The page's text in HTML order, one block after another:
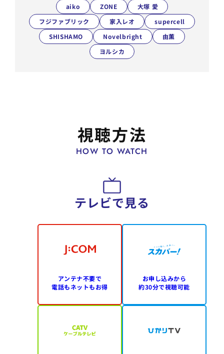
aiko ZONE
大塚 愛
フジファブリック
家入レオ
supercell
SHISHAMO
Novelbright
由薫
ヨルシカ
視聴方法
HOW TO WATCH
テレビで見る
アンテナ不要で
電話もネットもお得
お申し込みから
約30分で視聴可能